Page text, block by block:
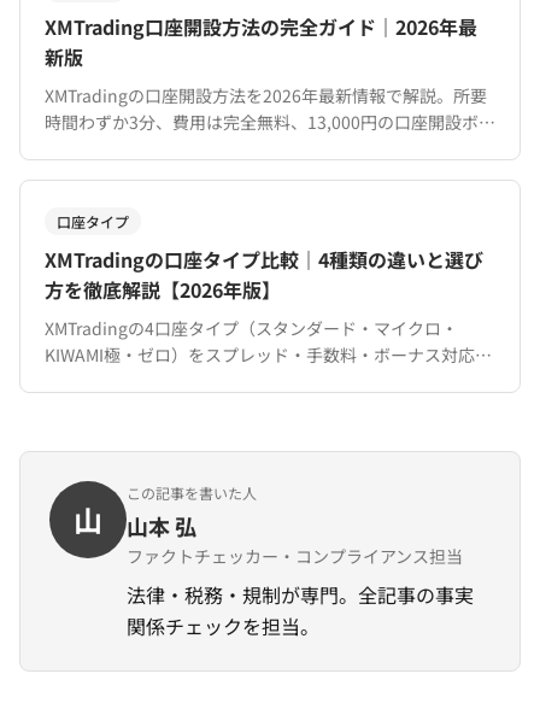
XMTrading口座開設方法の完全ガイド｜2026年最
新版
XMTradingの口座開設方法を2026年最新情報で解説。所要
時間わずか3分、費用は完全無料、13,000円の口座開設ボー
まで網羅。
口座タイプ
XMTradingの口座タイプ比較｜4種類の違いと選び
方を徹底解説【2026年版】
XMTradingの4口座タイプ（スタンダード・マイクロ・
KIWAMI極・ゼロ）をスプレッド・手数料・ボーナス対応で
山
この記事を書いた人
山本 弘
ファクトチェッカー・コンプライアンス担当
法律・税務・規制が専門。全記事の事実
関係チェックを担当。